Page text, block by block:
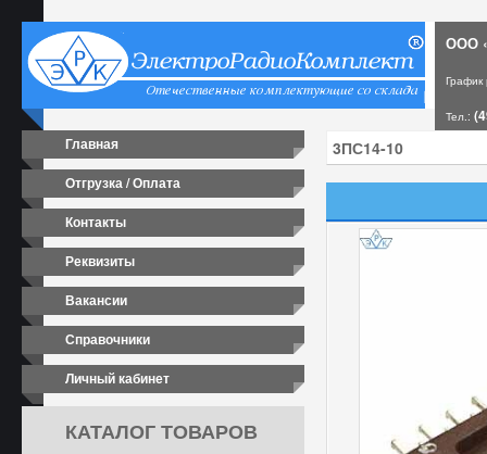
ООО
Тел.:
Главная
Отгрузка / Оплата
Контакты
Реквизиты
Вакансии
Справочники
Личный кабинет
КАТАЛОГ ТОВАРОВ